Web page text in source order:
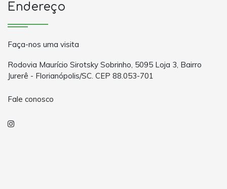
Endereço
Faça-nos uma visita
Rodovia Maurício Sirotsky Sobrinho, 5095 Loja 3, Bairro
Jurerê - Florianópolis/SC. CEP 88.053-701
Fale conosco